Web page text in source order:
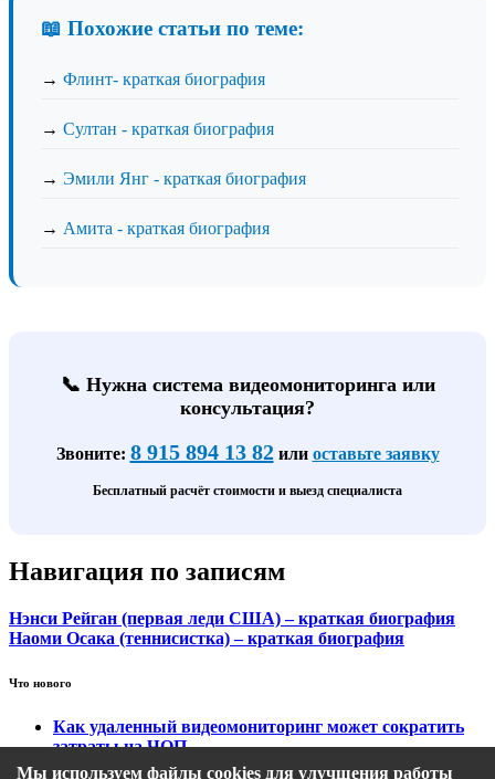
📖 Похожие статьи по теме:
→ Флинт- краткая биография
→ Султан - краткая биография
→ Эмили Янг - краткая биография
→ Амита - краткая биография
📞 Нужна система видеомониторинга или
консультация?
Звоните: 8 915 894 13 82или оставьте заявку
Бесплатный расчёт стоимости и выезд специалиста
Навигация по записям
Нэнси Рейган (первая леди США) – краткая биография
Наоми Осака (теннисистка) – краткая биография
Что нового
Как удаленный видеомониторинг может сократить
затраты на ЧОП
Тарифы на охранный видеомониторинг
Мы используем файлы cookies для улучшения работы